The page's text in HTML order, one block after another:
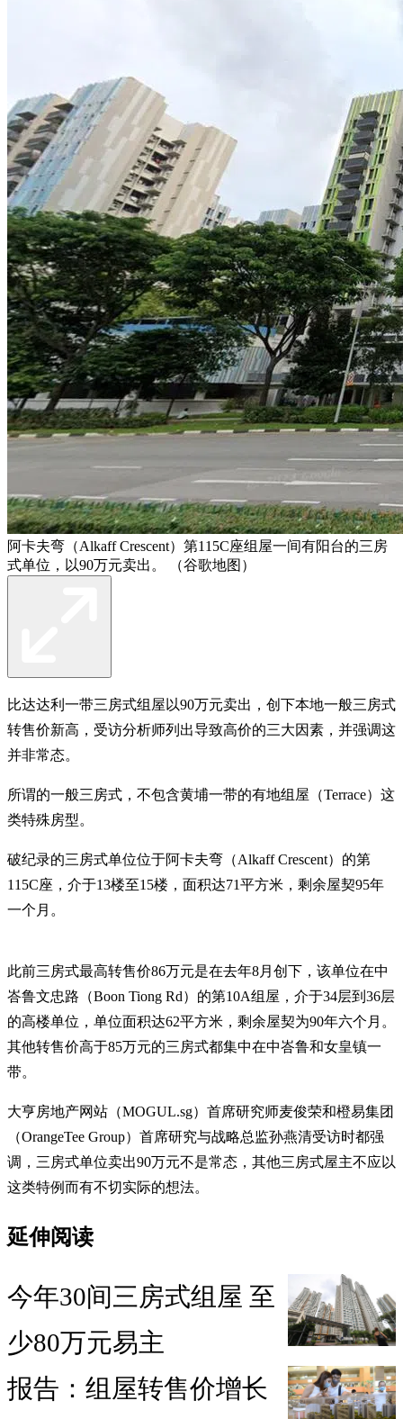
阿卡夫弯（Alkaff Crescent）第115C座组屋一间有阳台的三房
式单位，以90万元卖出。 （谷歌地图）
比达达利一带三房式组屋以90万元卖出，创下本地一般三房式
转售价新高，受访分析师列出导致高价的三大因素，并强调这
并非常态。
所谓的一般三房式，不包含黄埔一带的有地组屋（Terrace）这
类特殊房型。
破纪录的三房式单位位于阿卡夫弯（Alkaff Crescent）的第
115C座，介于13楼至15楼，面积达71平方米，剩余屋契95年
一个月。
此前三房式最高转售价86万元是在去年8月创下，该单位在中
峇鲁文忠路（Boon Tiong Rd）的第10A组屋，介于34层到36层
的高楼单位，单位面积达62平方米，剩余屋契为90年六个月。
其他转售价高于85万元的三房式都集中在中峇鲁和女皇镇一
带。
大亨房地产网站（MOGUL.sg）首席研究师麦俊荣和橙易集团
（OrangeTee Group）首席研究与战略总监孙燕清受访时都强
调，三房式单位卖出90万元不是常态，其他三房式屋主不应以
这类特例而有不切实际的想法。
延伸阅读
今年30间三房式组屋 至
少80万元易主
报告：组屋转售价增长